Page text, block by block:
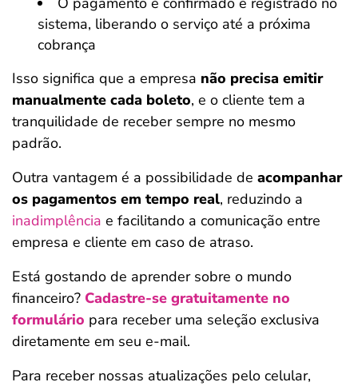
sistema, liberando o serviço até a próxima
cobrança
Isso significa que a empresa não precisa emitir
manualmente cada boleto, e o cliente tem a
tranquilidade de receber sempre no mesmo
padrão.
Outra vantagem é a possibilidade de acompanhar
os pagamentos em tempo real, reduzindo a
inadimplência e facilitando a comunicação entre
empresa e cliente em caso de atraso.
Está gostando de aprender sobre o mundo
financeiro? Cadastre-se gratuitamente no
formulário para receber uma seleção exclusiva
diretamente em seu e-mail.
Para receber nossas atualizações pelo celular,